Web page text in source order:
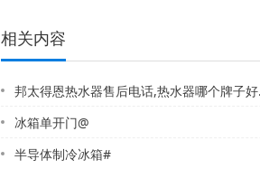
相关内容
邦太得恩热水器售后电话,热水器哪个牌子好|邦太得亿热水器放不出热水还响
冰箱单开门@
半导体制冷冰箱#